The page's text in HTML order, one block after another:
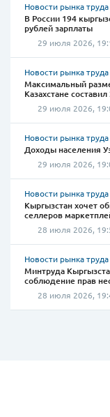
Новости рынка
В России 194
рублей зарплаты
29 июля 2026,
Новости рынка
Максимальный
Казахстане
29 июля 2026,
Новости рынка
Доходы населения
29 июля 2026,
Новости рынка
Кыргызстан хочет
селлеров
28 июля 2026,
Новости рынка
Минтруда
соблюдение прав
28 июля 2026,